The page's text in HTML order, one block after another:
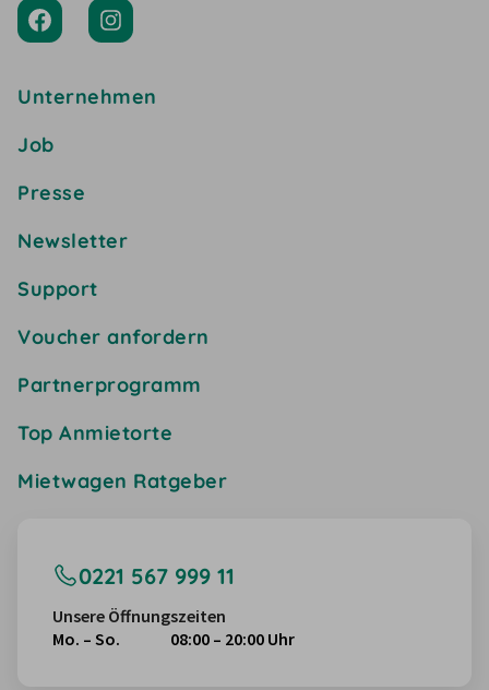
Unternehmen
Job
Presse
Newsletter
Support
Voucher anfordern
Partnerprogramm
Top Anmietorte
Mietwagen Ratgeber
0221 567 999 11
Unsere Öffnungszeiten
Mo. – So.
08:00 – 20:00 Uhr